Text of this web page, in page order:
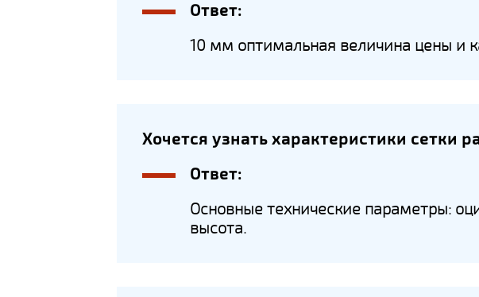
Ответ:
10 мм оптимальная величина цены и
Хочется узнать характеристики сетки
Ответ:
Основные технические параметры:
высота.